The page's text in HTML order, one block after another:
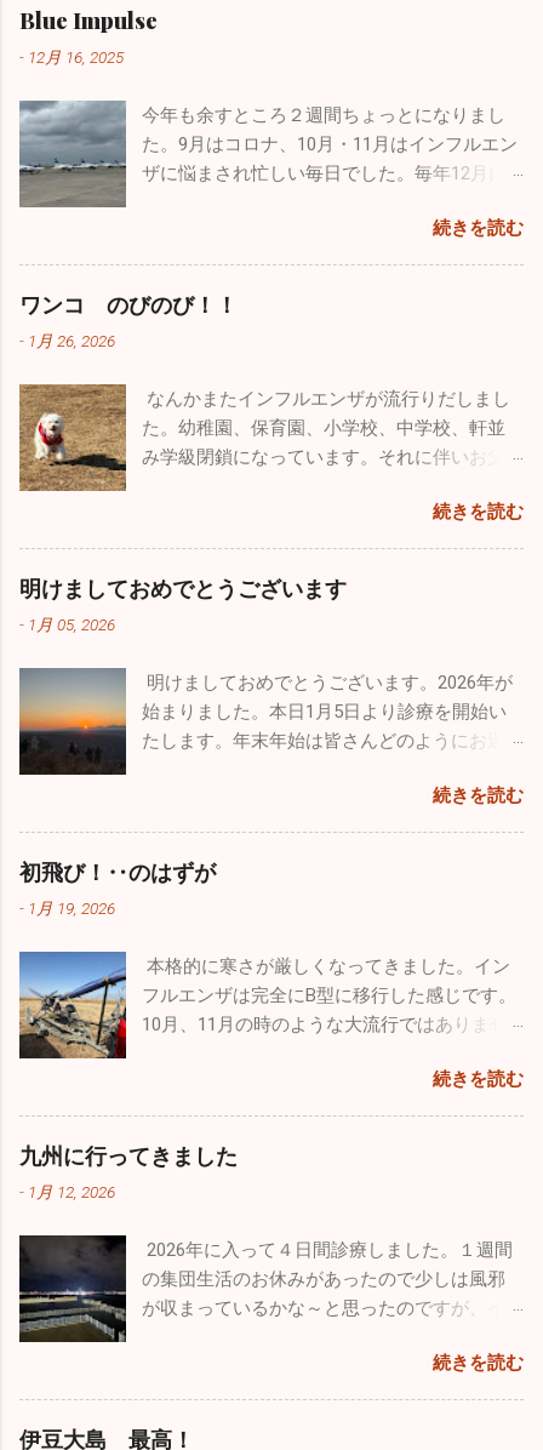
が、ブルーのパイロットは憧れ中の憧れ。先
本物のヘルメットバイザーカバーをプレゼン
トしてくれました。 自衛隊員は現役の時に支
給されたものはすべて返却しなくてはいけな
ヘルメット・フライトスーツ・Gスーツ・ブー
ツ・手袋、すべて自分しか使わないものです
もちろん貰うということも出来ないそうで
も良く富士山も近くにバッチリ見えます。気
りました。湖は透けて青く、周辺はピークを
迎えた黄色や赤に彩られた素晴らしい紅葉。
最高でした！ ２時間近くカヤックで遊び、お
帰りました。 あまりにも楽しかったので長先
し、今後も続けようかと思っています。 忙し
を言うとかなり歳も取って、この忙しさで身
体は悲鳴をあげてるんです（笑）。家で寝て
いたいな～なんて日もたくさんありますが、
びも全力でやらないとね♪♪ １２月に入って寒
さも厳しく乾燥もひどいです。火の用心・風
い。注意しましょうね！！
ますが、１週間前の半分以下になっています。その代わり嘔
さん気を付けてくださいね。 年末年始は毎年インフルエンザ
の流行であたふたしますが、今年は意外と落ち着いた穏やか
な正月を迎えられるかもしれません。2025年もあとわずかで
すが引き続き体調管理をしっかりやってください。 ブログの
形式が変わったのでしばらく見づらいかもしれませんが、自
分も頑張って「院長の独り言」続けていこうと思います。ど
す。HP左上の３本線ハンバーグアイコンをクリック、アーカ
イブをクリックしていただくと残っていた一部過去のブログ
父親の疲れなど全く知ったこっちゃありませ
う数年でしょうね。うっとうしいと思うこと
もあるのですが、今遊んであげなきゃ後悔す
るんだろうなと思い、できる限り遊んでいま
母さんはかなりいることでしょう。毎日大変
な苦労をされているかもしれませんが、子供
がどんな人間になっていくかは親しだいだと
は必ず立派に育つと信じています。 皆さんも
子供とは、褒めるにしろ怒るにしろ、 た～く
さん 接してあげてください。
Blue Impulse
- 12月 16, 2025
今年も余すところ２週間ちょっとになりまし
た。9月はコロナ、10月・11月はインフルエン
ザに悩まされ忙しい毎日でした。毎年12月に
まり年末年始はてんやわんやになるのです
が、今年はひょっとしたら穏やかな年末年始
者さんの数は、先週に関して言えば１日10人
末年始は飲む、食べる機会が多いので十分気
を付けてください！ 今年も色々な出会いがあ
りました。こうやって年齢を重ねていくごと
ブルーインパルスのパイロットの方と友人に
なれたこと。幼少時から飛行機ばかりを追い
かけていた自分としては、思いがけない素晴
トからお招きを頂き、本当にとんぼ返りです
が行ってきました。 那覇の基地祭は内地の基
地祭と違って激混みと言う感じはなかったで
す。普通に空港で旅客機を眺めているだけで
幸せです。 那覇基地は官民両方が使用するた
分ほどなんですが、ここ那覇基地では通常の
半分以下しか飛行時間が取れないようです。
わずか１５～２０分の短い時間でしたが、友
見学しました。 他にも様々な飛行機がたくさ
学以外でも色々楽しむことができるよう工夫
めてでクルーの方とかなり長時間お話をしま
した。公にできない事はたくさんあると思い
ますが、内部のことをかなり詳しく聞くこと
ちゃくちゃ気分転換になりますね。今回は大
好きな飛行機と１日中過ごすことができたの
で本当に至福のひと時でした。最近は忙しす
続きを読む
ワンコ のびのび！！
- 1月 26, 2026
なんかまたインフルエンザが流行りだしまし
た。幼稚園、保育園、小学校、中学校、軒並
み学級閉鎖になっています。それに伴いお父
います。どちらかと言うとお子さんのほうが
罹患者は多い気がしますが、お子さんと暮ら
す。型はほとんどがＢ型です。どうぞ油断せ
が、太平洋側はずっと晴天です。寒さは厳し
いですが元気な人にはうれしい天候です。自
分もなぜだが風邪もひかずに健康状態を維持
せんが、休日は懲りずにお出かけです（笑）
今回はワンコのためのお出かけをしてきまし
た。平日は朝早く出勤し帰りもかなり遅くな
思いっきり走ってもらいたくて出かけてきま
した。 ここのドッグランはとても広くてたく
さんのワンコ達が来ていました。大型犬、中
型犬、小型犬とエリアが分かれており、うち
「リリィ」は疲れ知らず！常に全力疾走。他
ンビリ、ゆったり。時々走りますが自分のペ
ースで日向ぼっこですかね♪♪ そして昨年心臓
の大手術をした４歳のシルバーの「ラヴ
リリィに勝るとも劣らない走りっぷり。本当
続きを読む
明けましておめでとうございます
- 1月 05, 2026
明けましておめでとうございます。2026年が
始まりました。本日1月5日より診療を開始い
たします。年末年始は皆さんどのようにお過
お休みを頂き心身ともにフレッシュ出来まし
た。 昨年末はインフルエンザ、感染性胃腸炎
等が猛威を振るっていましたが新年はどうな
っていることか。１週間でしたが集団生活も
開始し数日経過しないと状況は分かりませ
ん。診療所も穏やかな始まりを迎えたいもの
です。 楽しかった年末年始は終了。これから
は皆さんにとって良い年でありますように！
本年もどうぞよろしくお願い致します！！
続きを読む
初飛び！‥のはずが
- 1月 19, 2026
本格的に寒さが厳しくなってきました。イン
フルエンザは完全にB型に移行した感じです。
10月、11月の時のような大流行ではありませ
増えています。そして相変わらず猛威を振る
っているのが感染性胃腸炎。毎日20～30人の
「手洗い」「うがい」「規則正しい生活」で
初飛びのため茨城県の利根川河川敷に行って
きました。
らく飛んでいませんでしたので、機体はシッ
カリ作動するか心配でしたがエンジンは１発
で始動。「よ～し順調、順調！」トレーラー
続きを読む
九州に行ってきました
- 1月 12, 2026
2026年に入って４日間診療しました。１週間
の集団生活のお休みがあったので少しは風邪
が収まっているかな～と思ったのですが、イ
行していました。インフルエンザはB型が出て
います。年末まではほとんどがA型でしたが、
この１週間は３割がB型でした。コロナも４名
続きを読む
伊豆大島 最高！